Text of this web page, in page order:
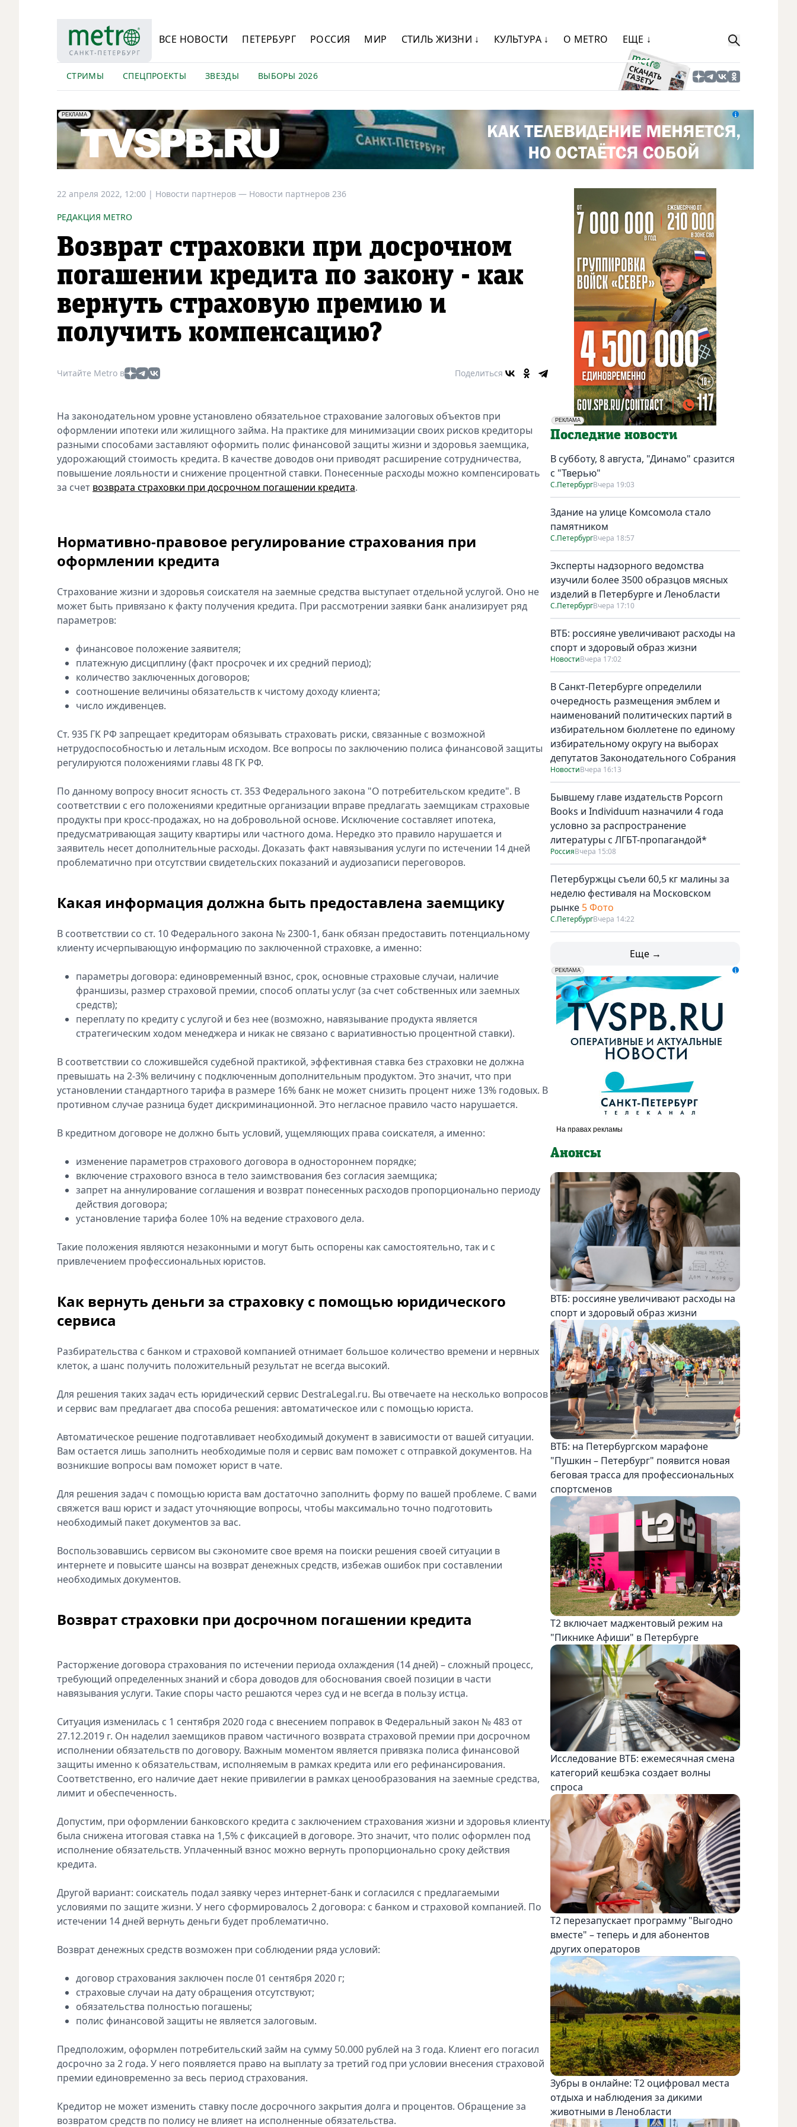
ВСЕ НОВОСТИ ПЕТЕРБУРГ РОССИЯ МИР СТИЛЬ ЖИЗНИ ↓ КУЛЬТУРА ↓ О METRO ЕЩЕ ↓
СТРИМЫ СПЕЦПРОЕКТЫ ЗВЕЗДЫ ВЫБОРЫ 2026
erid: LdtCK5Efv
РЕКЛАМА
АО "ГАТР", ИНН: 7841320717
22 апреля 2022, 12:00 | Новости партнеров — Новости партнеров 236
РЕДАКЦИЯ METRO
Возврат страховки при досрочном
погашении кредита по закону - как
вернуть страховую премию и
получить компенсацию?
Читайте Metro в Поделиться
На законодательном уровне установлено обязательное страхование залоговых объектов при
оформлении ипотеки или жилищного займа. На практике для минимизации своих рисков кредиторы
разными способами заставляют оформить полис финансовой защиты жизни и здоровья заемщика,
удорожающий стоимость кредита. В качестве доводов они приводят расширение сотрудничества,
повышение лояльности и снижение процентной ставки. Понесенные расходы можно компенсировать
за счет возврата страховки при досрочном погашении кредита.
Нормативно-правовое регулирование страхования при
оформлении кредита
Страхование жизни и здоровья соискателя на заемные средства выступает отдельной услугой. Оно не
может быть привязано к факту получения кредита. При рассмотрении заявки банк анализирует ряд
параметров:
финансовое положение заявителя;
платежную дисциплину (факт просрочек и их средний период);
количество заключенных договоров;
соотношение величины обязательств к чистому доходу клиента;
число иждивенцев.
Ст. 935 ГК РФ запрещает кредиторам обязывать страховать риски, связанные с возможной
нетрудоспособностью и летальным исходом. Все вопросы по заключению полиса финансовой защиты
регулируются положениями главы 48 ГК РФ.
По данному вопросу вносит ясность ст. 353 Федерального закона "О потребительском кредите". В
соответствии с его положениями кредитные организации вправе предлагать заемщикам страховые
продукты при кросс-продажах, но на добровольной основе. Исключение составляет ипотека,
предусматривающая защиту квартиры или частного дома. Нередко это правило нарушается и
заявитель несет дополнительные расходы. Доказать факт навязывания услуги по истечении 14 дней
проблематично при отсутствии свидетельских показаний и аудиозаписи переговоров.
Какая информация должна быть предоставлена заемщику
В соответствии со ст. 10 Федерального закона № 2300-1, банк обязан предоставить потенциальному
клиенту исчерпывающую информацию по заключенной страховке, а именно:
параметры договора: единовременный взнос, срок, основные страховые случаи, наличие
франшизы, размер страховой премии, способ оплаты услуг (за счет собственных или заемных
средств);
переплату по кредиту с услугой и без нее (возможно, навязывание продукта является
стратегическим ходом менеджера и никак не связано с вариативностью процентной ставки).
В соответствии со сложившейся судебной практикой, эффективная ставка без страховки не должна
превышать на 2-3% величину с подключенным дополнительным продуктом. Это значит, что при
установлении стандартного тарифа в размере 16% банк не может снизить процент ниже 13% годовых. В
противном случае разница будет дискриминационной. Это негласное правило часто нарушается.
В кредитном договоре не должно быть условий, ущемляющих права соискателя, а именно:
изменение параметров страхового договора в одностороннем порядке;
включение страхового взноса в тело заимствования без согласия заемщика;
запрет на аннулирование соглашения и возврат понесенных расходов пропорционально периоду
действия договора;
установление тарифа более 10% на ведение страхового дела.
Такие положения являются незаконными и могут быть оспорены как самостоятельно, так и с
привлечением профессиональных юристов.
Как вернуть деньги за страховку с помощью юридического
сервиса
Разбирательства с банком и страховой компанией отнимает большое количество времени и нервных
клеток, а шанс получить положительный результат не всегда высокий.
Для решения таких задач есть юридический сервис DestraLegal.ru. Вы отвечаете на несколько вопросов
и сервис вам предлагает два способа решения: автоматическое или с помощью юриста.
Автоматическое решение подготавливает необходимый документ в зависимости от вашей ситуации.
Вам остается лишь заполнить необходимые поля и сервис вам поможет с отправкой документов. На
возникшие вопросы вам поможет юрист в чате.
Для решения задач с помощью юриста вам достаточно заполнить форму по вашей проблеме. С вами
свяжется ваш юрист и задаст уточняющие вопросы, чтобы максимально точно подготовить
необходимый пакет документов за вас.
Воспользовавшись сервисом вы сэкономите свое время на поиски решения своей ситуации в
интернете и повысите шансы на возврат денежных средств, избежав ошибок при составлении
необходимых документов.
Возврат страховки при досрочном погашении кредита
Расторжение договора страхования по истечении периода охлаждения (14 дней) – сложный процесс,
требующий определенных знаний и сбора доводов для обоснования своей позиции в части
навязывания услуги. Такие споры часто решаются через суд и не всегда в пользу истца.
Ситуация изменилась с 1 сентября 2020 года с внесением поправок в Федеральный закон № 483 от
27.12.2019 г. Он наделил заемщиков правом частичного возврата страховой премии при досрочном
исполнении обязательств по договору. Важным моментом является привязка полиса финансовой
защиты именно к обязательствам, исполняемым в рамках кредита или его рефинансирования.
Соответственно, его наличие дает некие привилегии в рамках ценообразования на заемные средства,
лимит и обеспеченность.
Допустим, при оформлении банковского кредита с заключением страхования жизни и здоровья клиенту
была снижена итоговая ставка на 1,5% с фиксацией в договоре. Это значит, что полис оформлен под
исполнение обязательств. Уплаченный взнос можно вернуть пропорционально сроку действия
кредита.
Другой вариант: соискатель подал заявку через интернет-банк и согласился с предлагаемыми
условиями по защите жизни. У него сформировалось 2 договора: с банком и страховой компанией. По
истечении 14 дней вернуть деньги будет проблематично.
Возврат денежных средств возможен при соблюдении ряда условий:
договор страхования заключен после 01 сентября 2020 г;
страховые случаи на дату обращения отсутствуют;
обязательства полностью погашены;
полис финансовой защиты не является залоговым.
Предположим, оформлен потребительский займ на сумму 50.000 рублей на 3 года. Клиент его погасил
досрочно за 2 года. У него появляется право на выплату за третий год при условии внесения страховой
премии единовременно за весь период страхования.
Кредитор не может изменить ставку после досрочного закрытия долга и процентов. Обращение за
возвратом средств по полису не влияет на исполненные обязательства.
РЕКЛАМА
Социальная реклама
Последние новости
В субботу, 8 августа, "Динамо" сразится
с "Тверью"
С.ПетербургВчера 19:03
Здание на улице Комсомола стало
памятником
С.ПетербургВчера 18:57
Эксперты надзорного ведомства
изучили более 3500 образцов мясных
изделий в Петербурге и Ленобласти
С.ПетербургВчера 17:10
ВТБ: россияне увеличивают расходы на
спорт и здоровый образ жизни
НовостиВчера 17:02
В Санкт-Петербурге определили
очередность размещения эмблем и
наименований политических партий в
избирательном бюллетене по единому
избирательному округу на выборах
депутатов Законодательного Собрания
НовостиВчера 16:13
Бывшему главе издательств Popcorn
Books и Individuum назначили 4 года
условно за распространение
литературы с ЛГБТ-пропагандой*
РоссияВчера 15:08
Петербуржцы съели 60,5 кг малины за
неделю фестиваля на Московском
рынке 5 Фото
С.ПетербургВчера 14:22
Еще →
erid: LdtCK5udn
РЕКЛАМА
АО "ГАТР", ИНН: 7841320717
Анонсы
ВТБ: россияне увеличивают расходы на
спорт и здоровый образ жизни
ВТБ: на Петербургском марафоне
"Пушкин – Петербург" появится новая
беговая трасса для профессиональных
спортсменов
Т2 включает маджентовый режим на
"Пикнике Афиши" в Петербурге
Исследование ВТБ: ежемесячная смена
категорий кешбэка создает волны
спроса
Т2 перезапускает программу "Выгодно
вместе" – теперь и для абонентов
других операторов
Зубры в онлайне: Т2 оцифровал места
отдыха и наблюдения за дикими
животными в Ленобласти